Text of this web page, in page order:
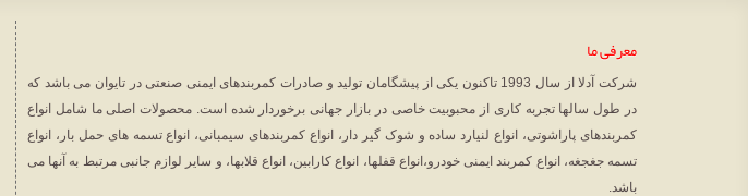
معرفی ما
شرکت آدلا از سال 1993 تاکنون یکی از پیشگامان تولید و صادرات کمربندهای ایمنی صنعتی در تایوان می باشد که
در طول سالها تجربه کاری از محبوبیت خاصی در بازار جهانی برخوردار شده است. محصولات اصلی ما شامل انواع
کمربندهای پاراشوتی، انواع لنیارد ساده و شوک گیر دار، انواع کمربندهای سیمبانی، انواع تسمه های حمل بار، انواع
تسمه جغجغه، انواع کمربند ایمنی خودرو،انواع قفلها، انواع کارابین، انواع قلابها، و سایر لوازم جانبی مرتبط به آنها می
باشد.